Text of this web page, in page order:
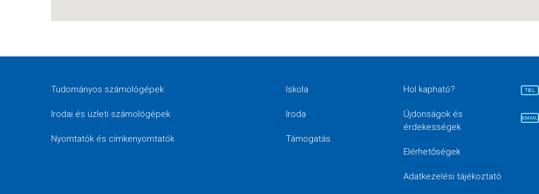
Tudományos számológépek
Irodai és üzleti számológépek
Nyomtatók és címkenyomtatók
Iskola
Iroda
Támogatás
Hol kapható?
Újdonságok és
érdekességek
Elérhetőségek
Adatkezelési tájékoztató